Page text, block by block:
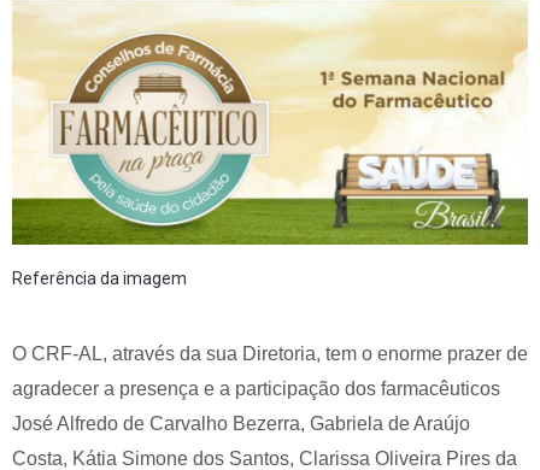
Referência da imagem
O CRF-AL, através da sua Diretoria, tem o enorme prazer de
agradecer a presença e a participação dos farmacêuticos
José Alfredo de Carvalho Bezerra, Gabriela de Araújo
Costa, Kátia Simone dos Santos, Clarissa Oliveira Pires da